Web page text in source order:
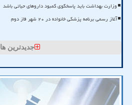
وزارت بهداشت باید پاسخگوی کمبود داروهای حیاتی باشد
آغاز رسمی برنامه پزشکی خانواده در ۲۰ شهر فاز دوم
جدیدترین ها